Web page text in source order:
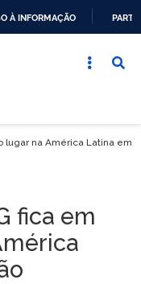
À INFORMAÇÃO
lugar na América Latina em
fica em